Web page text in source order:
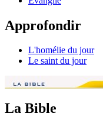
Approfondir
L'homélie du jour
Le saint du jour
La Bible